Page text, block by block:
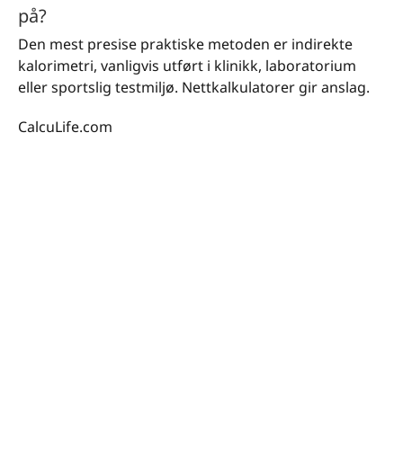
på?
Den mest presise praktiske metoden er indirekte
kalorimetri, vanligvis utført i klinikk, laboratorium
eller sportslig testmiljø. Nettkalkulatorer gir anslag.
CalcuLife.com